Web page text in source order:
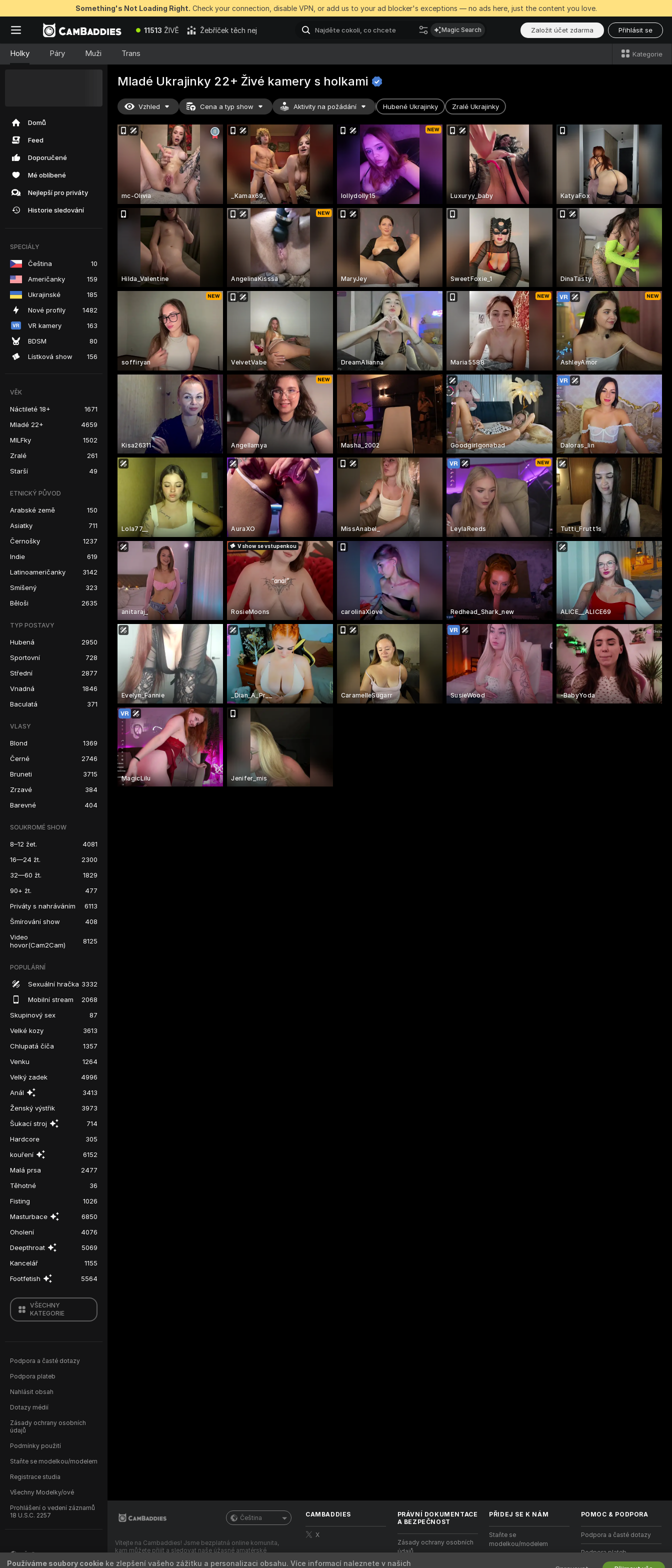
Something's Not Loading Right. Check your connection, disable VPN, or add us to your ad blocker's exceptions — no ads here, just the content you love.
11513 ŽIVĚ Žebříček těch nej Magic Search Založit účet zdarma Přihlásit se
Holky Páry Muži Trans Kategorie
Domů
Feed
Doporučené
Mé oblíbené
Nejlepší pro priváty
Historie sledování
SPECIÁLY
Čeština
10
Američanky
159
Ukrajinské
185
Nové profily
1482
VR kamery
163
BDSM
80
Lístková show
156
VĚK
Náctileté 18+
1671
Mladé 22+
4659
MILFky
1502
Zralé
261
Starší
49
ETNICKÝ PŮVOD
Arabské země
150
Asiatky
711
Černošky
1237
Indie
619
Latinoameričanky
3142
Smíšený
323
Běloši
2635
TYP POSTAVY
Hubená
2950
Sportovní
728
Střední
2877
Vnadná
1846
Baculatá
371
VLASY
Blond
1369
Černé
2746
Bruneti
3715
Zrzavé
384
Barevné
404
SOUKROMÉ SHOW
8–12 žet.
4081
16—24 žt.
2300
32—60 žt.
1829
90+ žt.
477
Priváty s nahráváním
6113
Šmírování show
408
Video
hovor(Cam2Cam)
8125
POPULÁRNÍ
Sexuální hračka 3332
Mobilní stream
2068
Skupinový sex
87
Velké kozy
3613
Chlupatá číča
1357
Venku
1264
Velký zadek
4996
Anál
3413
Ženský výstřik
3973
Šukací stroj
714
Hardcore
305
kouření
6152
Malá prsa
2477
Těhotné
36
Fisting
1026
Masturbace
6850
Oholení
4076
Deepthroat
5069
Kancelář
1155
Footfetish
5564
VŠECHNY
KATEGORIE
Podpora a časté dotazy
Podpora plateb
Nahlásit obsah
Dotazy médií
Zásady ochrany osobních
údajů
Podmínky použití
Staňte se modelkou/modelem
Registrace studia
Všechny Modelky/ové
Prohlášení o vedení záznamů
18 U.S.C. 2257
Čeština
Mladé Ukrajinky 22+ Živé kamery s holkami
Vzhled Cena a typ show Aktivity na požádání Hubené Ukrajinky Zralé Ukrajinky
mc-Olivia _Kamax69_ lollydolly15 Luxuryy_baby KatyaFox
Hilda_Valentine AngelinaKisssa MaryJey SweetFoxie_1 DinaTasty
soffiryan VelvetVabe DreamAlianna Maria5588 AshleyAmor
Kisa26311 Angellamya Masha_2002 Goodgirlgonabad Daloras_lin
Lola77__ AuraXO MissAnabel_ LeylaReeds Tutti_Frutt1s
anitaraj_
“anal”
V show se vstupenkou
RosieMoons carolinaXlove Redhead_Shark_new ALICE__ALICE69
Evelyn_Fannie _Dian_A_Pr__ CaramelleSugarr SusieWood -BabyYoda
MagicLilu Jenifer_mis
Čeština
Vítejte na Cambaddies! Jsme bezplatná online komunita,
kam můžete přijít a sledovat naše úžasné amatérské
CAMBADDIES
X
PRÁVNÍ DOKUMENTACE
A BEZPEČNOST
Zásady ochrany osobních
údajů
PŘIDEJ SE K NÁM
Staňte se
modelkou/modelem
POMOC & PODPORA
Podpora a časté dotazy
Podpora plateb
Používáme soubory cookie ke zlepšení vašeho zážitku a personalizaci obsahu. Více informací naleznete v našich